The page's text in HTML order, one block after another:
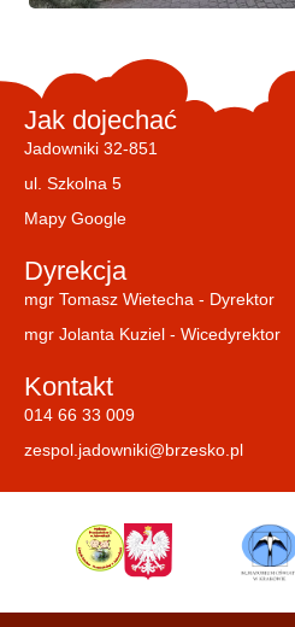
Jak dojechać
Jadowniki 32-851
ul. Szkolna 5
Mapy Google
Dyrekcja
mgr Tomasz Wietecha - Dyrektor
mgr Jolanta Kuziel - Wicedyrektor
Kontakt
014 66 33 009
zespol.jadowniki@brzesko.pl